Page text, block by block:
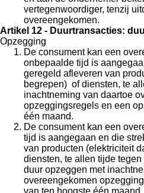
vertegenwoordiger, tenzij
overeengekomen.
Artikel 12 - Duurtransacties:
Opzegging
De consument kan een
onbepaalde tijd is
geregeld afleveren van
begrepen) of diensten, te
inachtneming van daartoe
opzeggingsregels en een
één maand.
De consument kan een
tijd is aangegaan en die
van producten (elektriciteit
diensten, te allen tijde
duur opzeggen met
overeengekomen